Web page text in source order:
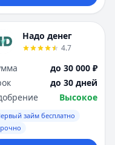
Надо денег
4.7
до 30 000 ₽
до 30 дней
Высокое
займ бесплатно